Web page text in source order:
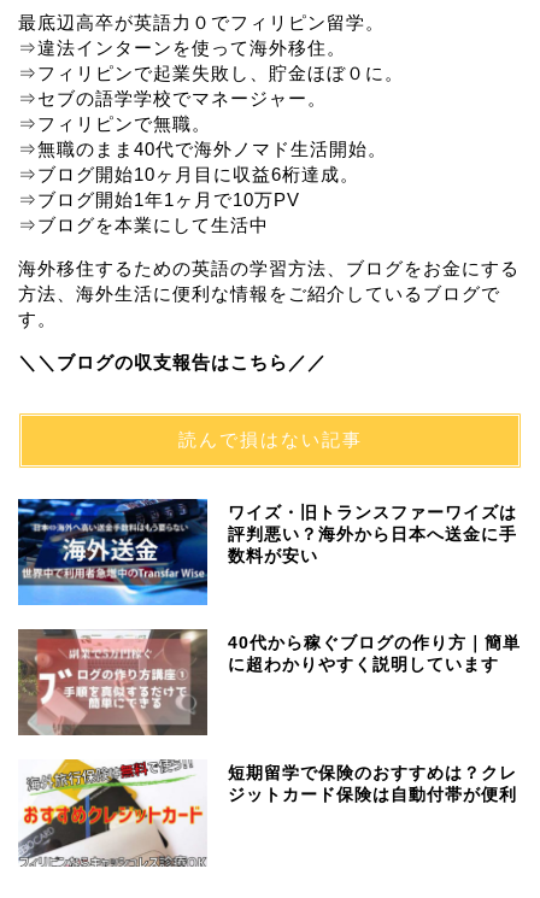
最底辺高卒が英語力０でフィリピン留学。
⇒違法インターンを使って海外移住。
⇒フィリピンで起業失敗し、貯金ほぼ０に。
⇒セブの語学学校でマネージャー。
⇒フィリピンで無職。
⇒無職のまま40代で海外ノマド生活開始。
⇒ブログ開始10ヶ月目に収益6桁達成。
⇒ブログ開始1年1ヶ月で10万PV
⇒ブログを本業にして生活中
海外移住するための英語の学習方法、ブログをお金にする
方法、海外生活に便利な情報をご紹介しているブログで
す。
＼＼ブログの収支報告はこちら／／
読んで損はない記事
ワイズ・旧トランスファーワイズは
評判悪い？海外から日本へ送金に手
数料が安い
40代から稼ぐブログの作り方｜簡単
に超わかりやすく説明しています
短期留学で保険のおすすめは？クレ
ジットカード保険は自動付帯が便利